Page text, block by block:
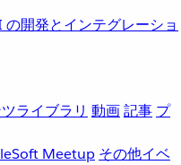
開発とインテグレーショ
ライブラリ 動画記事 プ
Meetup その他イベ